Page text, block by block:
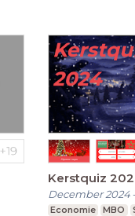
Kerstquiz
December 2024
Economie MBO